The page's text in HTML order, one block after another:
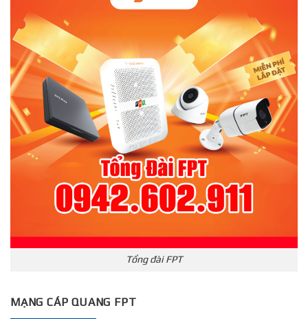
Tổng đài FPT
MẠNG CÁP QUANG FPT